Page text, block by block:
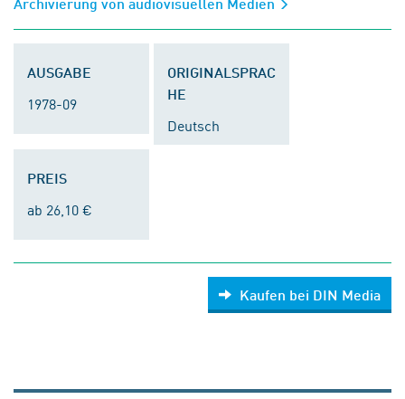
AUSGABE
1978-09
ORIGINALSPRAC
HE
Deutsch
PREIS
ab 26,10 €
Kaufen bei DIN Media